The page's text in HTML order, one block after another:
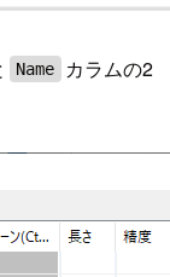
Name
カラムの2